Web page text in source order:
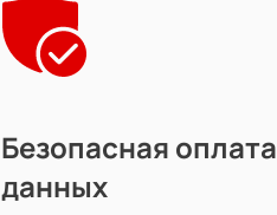
Безопасная
данных